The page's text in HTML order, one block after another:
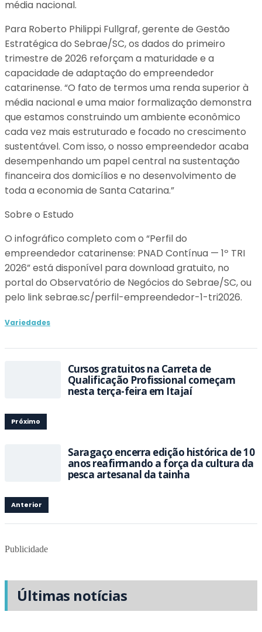
média nacional.
Para Roberto Philippi Fullgraf, gerente de Gestão
Estratégica do Sebrae/SC, os dados do primeiro
trimestre de 2026 reforçam a maturidade e a
capacidade de adaptação do empreendedor
catarinense. “O fato de termos uma renda superior à
média nacional e uma maior formalização demonstra
que estamos construindo um ambiente econômico
cada vez mais estruturado e focado no crescimento
sustentável. Com isso, o nosso empreendedor acaba
desempenhando um papel central na sustentação
financeira dos domicílios e no desenvolvimento de
toda a economia de Santa Catarina.”
Sobre o Estudo
O infográfico completo com o “Perfil do
empreendedor catarinense: PNAD Contínua — 1º TRI
2026” está disponível para download gratuito, no
portal do Observatório de Negócios do Sebrae/SC, ou
pelo link sebrae.sc/perfil-empreendedor-1-tri2026.
Variedades
Cursos gratuitos na Carreta de
Qualificação Profissional começam
nesta terça-feira em Itajaí
Próximo
Saragaço encerra edição histórica de 10
anos reafirmando a força da cultura da
pesca artesanal da tainha
Anterior
Publicidade
Últimas notícias